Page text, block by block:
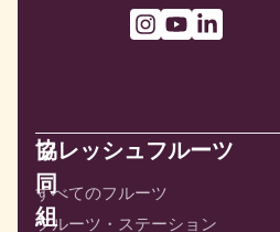
協
同
組
フレッシュフルーツ
すべてのフルーツ
フルーツ・ステーション